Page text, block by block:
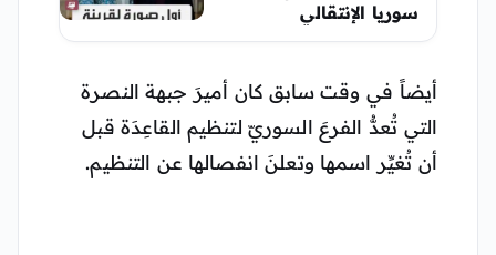
سوريا الإنتقالي
أيضاً في وقت سابق كان أميرَ جبهة النصرة
التي تُعدُّ الفرعَ السوريّ لتنظيم القاعِدَة قبل
أن تُغيِّر اسمها وتعلنَ انفصالها عن التنظيم.